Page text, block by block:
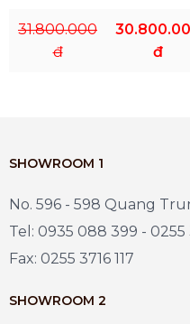
31.800.000
đ
đ
SHOWROOM 1
No. 596 - 598 Quang
Tel: 0935 088 399 -
Fax: 0255 3716 117
SHOWROOM 2